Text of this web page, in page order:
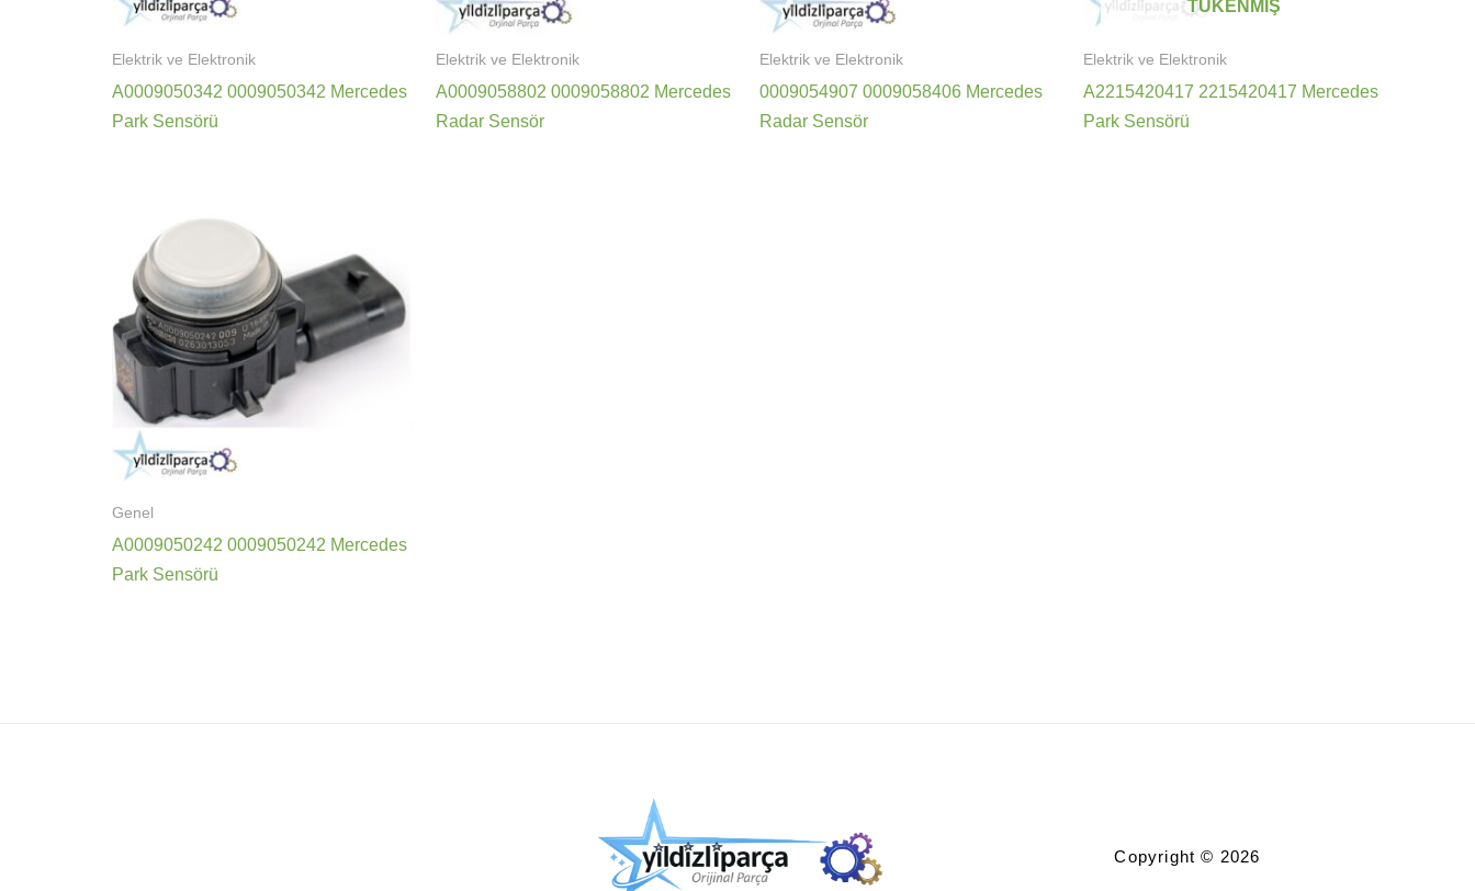
Elektrik ve Elektronik
A0009050342 0009050342 Mercedes
Park Sensörü
Elektrik ve Elektronik
A0009058802 0009058802 Mercedes
Radar Sensör
Elektrik ve Elektronik
0009054907 0009058406 Mercedes
Radar Sensör
TÜKENMIŞ
Elektrik ve Elektronik
A2215420417 2215420417 Mercedes
Park Sensörü
Genel
A0009050242 0009050242 Mercedes
Park Sensörü
Copyright © 2026